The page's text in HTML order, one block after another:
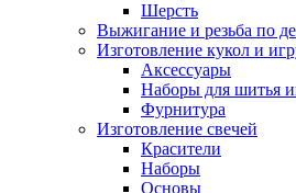
Шерсть
Выжигание и резьба по
Изготовление кукол и
Аксессуары
Наборы для шитья
Фурнитура
Изготовление свечей
Красители
Наборы
Основы